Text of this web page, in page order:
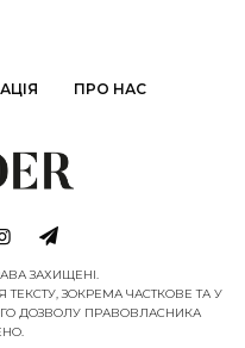
ПРО НАС
ЗАХИЩЕНІ.
ЗОКРЕМА ЧАСТКОВЕ ТА У
ДОЗВОЛУ ПРАВОВЛАСНИКА